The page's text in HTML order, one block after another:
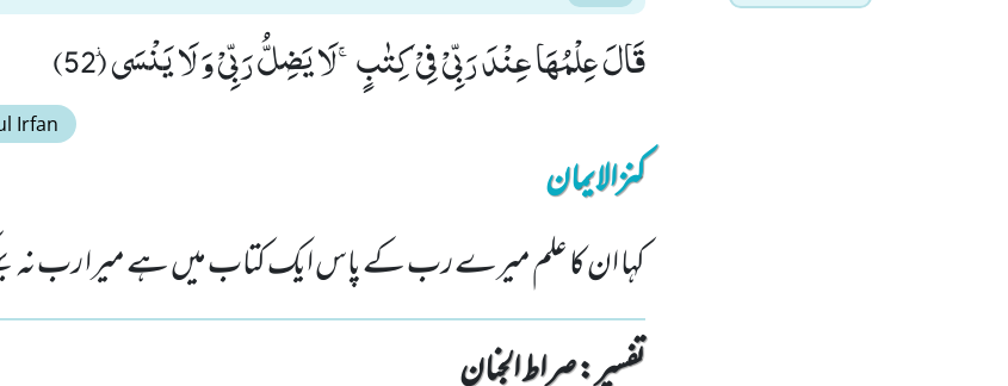
قَالَ عِلْمُهَا عِنْدَ رَبِّیْ فِیْ كِتٰبٍۚ-لَا یَضِلُّ رَبِّیْ وَ لَا یَنْسَى٘ (52)
Irfan
کنزالایمان
کہا ان کا علم میرے رب کے پاس ایک کتاب میں ہے میرا رب نہ
تفسیر : ‎صراط الجنان